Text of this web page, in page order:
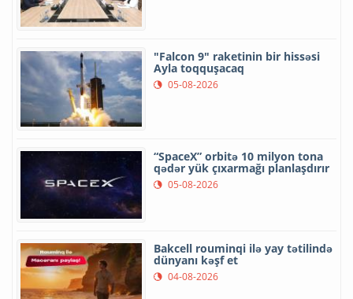
"Falcon 9" raketinin bir hissəsi
Ayla toqquşacaq
05-08-2026
“SpaceX” orbitə 10 milyon tona
qədər yük çıxarmağı planlaşdırır
05-08-2026
Bakcell rouminqi ilə yay tətilində
dünyanı kəşf et
04-08-2026